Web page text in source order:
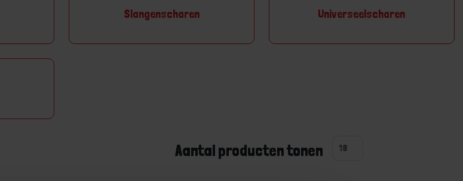
Slangenscharen Universeelscharen
Aantal producten tonen